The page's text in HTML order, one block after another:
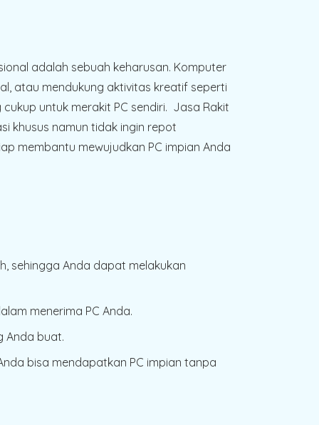
adalah sebuah keharusan. Komputer
atau mendukung aktivitas kreatif seperti
untuk merakit PC sendiri. Jasa Rakit
khusus namun tidak ingin repot
membantu mewujudkan PC impian Anda
sehingga Anda dapat melakukan
menerima PC Anda.
Anda buat.
bisa mendapatkan PC impian tanpa